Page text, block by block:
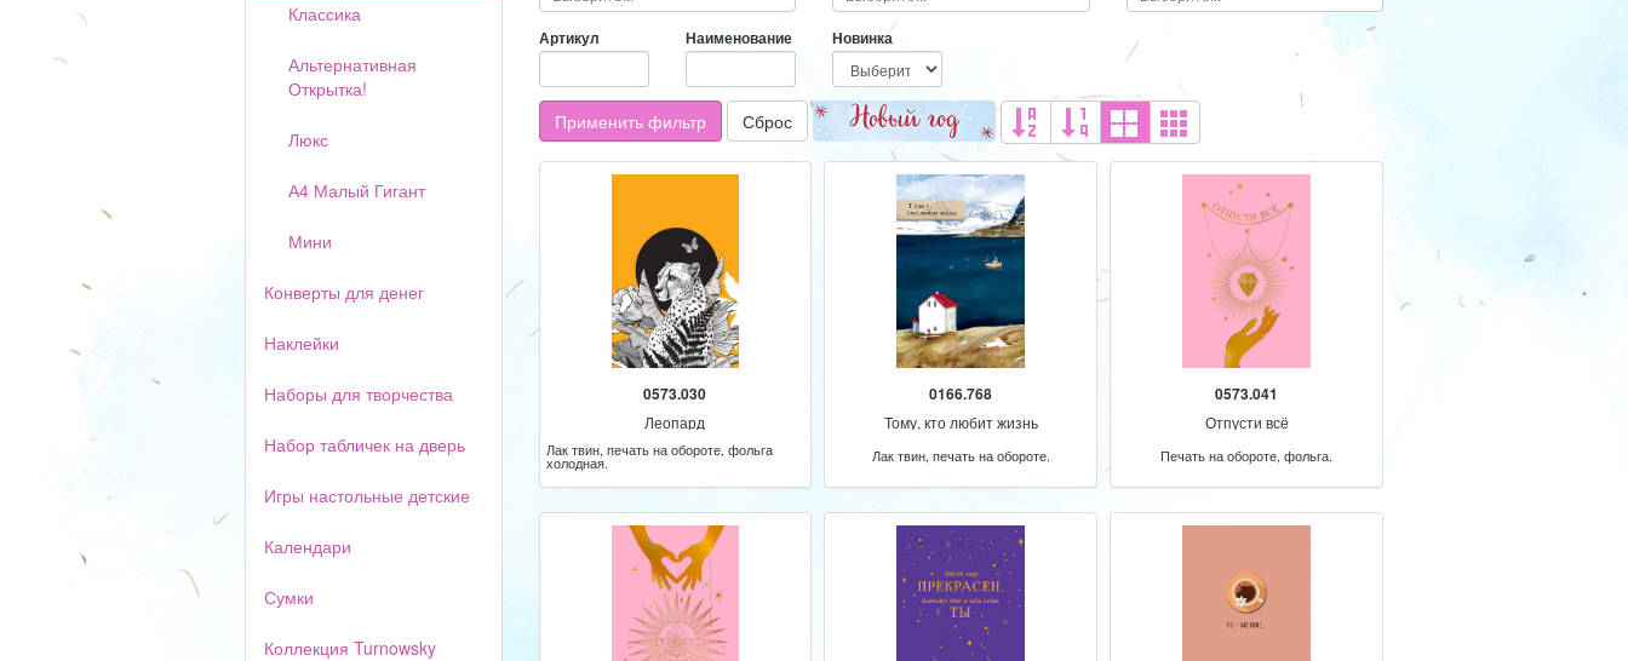
Классика
Альтернативная
Открытка!
Люкс
А4 Малый Гигант
Мини
Конверты для денег
Наклейки
Наборы для творчества
Набор табличек на дверь
Игры настольные детские
Календари
Сумки
Коллекция Turnowsky
Артикул Наименование Новинка
Применить фильтр Сброс
0573.030
Леопард
Лак твин, печать на обороте, фольга
холодная.
0166.768
Тому, кто любит жизнь
Лак твин, печать на обороте.
0573.041
Отпусти всё
Печать на обороте, фольга.